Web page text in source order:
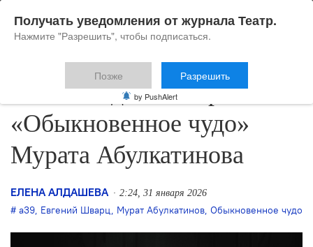
Елена Алдашева про
«Обыкновенное чудо»
Мурата Абулкатинова
ЕЛЕНА АЛДАШЕВА 2:24, 31 января 2026
а39, Евгений Шварц, Мурат Абулкатинов, Обыкновенное чудо
Получать уведомления от журнала Театр.
Нажмите "Разрешить", чтобы подписаться.
Позже Разрешить
by PushAlert